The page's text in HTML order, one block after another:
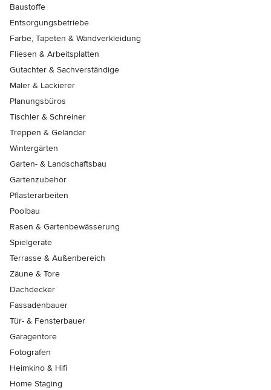
Baustoffe
Entsorgungsbetriebe
Farbe, Tapeten & Wandverkleidung
Fliesen & Arbeitsplatten
Gutachter & Sachverständige
Maler & Lackierer
Planungsbüros
Tischler & Schreiner
Treppen & Geländer
Wintergärten
Garten- & Landschaftsbau
Gartenzubehör
Pflasterarbeiten
Poolbau
Rasen & Gartenbewässerung
Spielgeräte
Terrasse & Außenbereich
Zäune & Tore
Dachdecker
Fassadenbauer
Tür- & Fensterbauer
Garagentore
Fotografen
Heimkino & Hifi
Home Staging